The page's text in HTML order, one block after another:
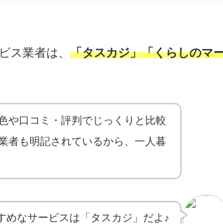
ス業者は、「タスカジ」「くらしのマ
や口コミ・評判でじっくりと比較
者も明記されているから、一人暮
めなサービスは「タスカジ」だよ♪